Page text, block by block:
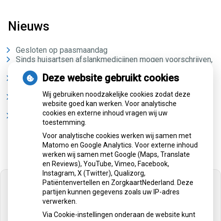
Nieuws
Gesloten op paasmaandag
Sinds huisartsen afslankmedicijnen mogen voorschrijven,
neemt gebruik toe
Schurft sinds corona geen vergeten ziekte meer: aantal
uitbraken fors gestegen
Stoppen met afslankmedicijnen betekent zonder
leefstijlaanpassingen weer gewichtstoename
Kookadvies drinkwater in provincie Utrecht vanwege
besmetting
U heeft geen toestemming gegeven voor
Deze website gebruikt cookies
Wij gebruiken noodzakelijke cookies zodat deze
website goed kan werken. Voor analytische
cookies en externe inhoud vragen wij uw
toestemming.
Voor analytische cookies werken wij samen met
Matomo en Google Analytics. Voor externe inhoud
werken wij samen met Google (Maps, Translate
en Reviews), YouTube, Vimeo, Facebook,
Instagram, X (Twitter), Qualizorg,
Patiëntenvertellen en ZorgkaartNederland. Deze
partijen kunnen gegevens zoals uw IP-adres
verwerken.
Via Cookie-instellingen onderaan de website kunt